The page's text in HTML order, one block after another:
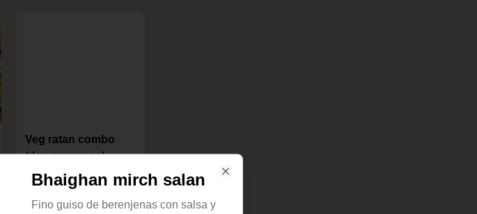
Veg ratan combo
(dos personas)
$33.900
Bhaighan mirch salan
Fino guiso de berenjenas con salsa y